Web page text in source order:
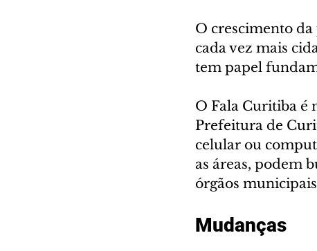
O crescimento
cada vez mais
tem papel
O Fala Curitiba é
Prefeitura de
celular ou
as áreas, podem
órgãos
Mudanças